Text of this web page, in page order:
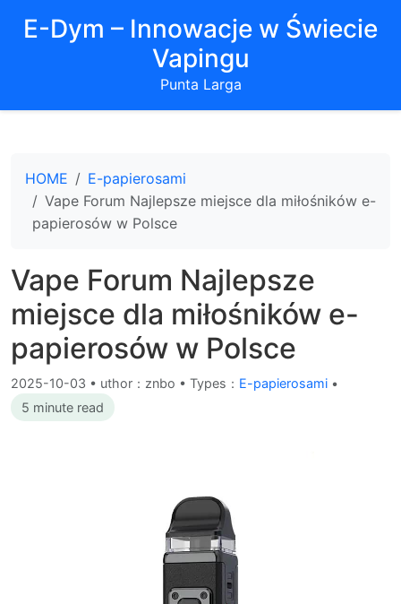
E-Dym – Innowacje w Świecie
Vapingu
Punta Larga
HOME
E-papierosami
Vape Forum Najlepsze miejsce dla miłośników e-
papierosów w Polsce
Vape Forum Najlepsze
miejsce dla miłośników e-
papierosów w Polsce
2025-10-03 • uthor：znbo • Types： E-papierosami •
5 minute read